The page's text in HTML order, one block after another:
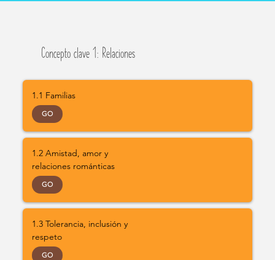
Concepto clave 1: Relaciones
1.1 Familias
GO
1.2 Amistad, amor y
relaciones románticas
GO
1.3 Tolerancia, inclusión y
respeto
GO